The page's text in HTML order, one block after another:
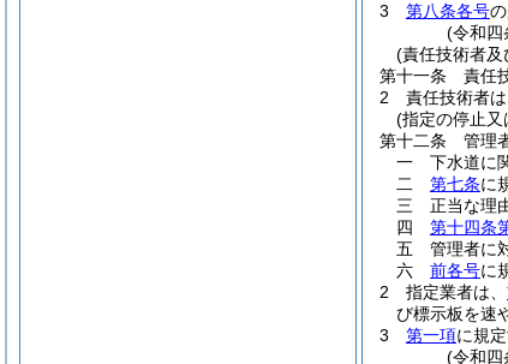
3
第八条各号の
(令和四
(責任技術者及
第十一条
責任
2
責任技術者
(指定の停止又
第十二条
管理
一
下水道に
二
第七条に
三
正当な理
四
第十四条
五
管理者に
六
前各号に
2
指定業者は、
び標示板を速
3
第一項に規
(令和四